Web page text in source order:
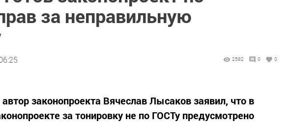
за неправильную
2582 0 0
законопроекта Вячеслав Лысаков заявил, что в
за тонировку не по ГОСТу предусмотрено